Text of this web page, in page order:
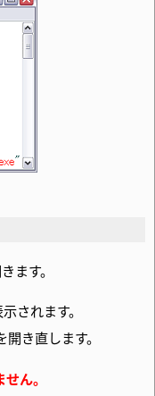
ます。
されます。
き直します。
ん。